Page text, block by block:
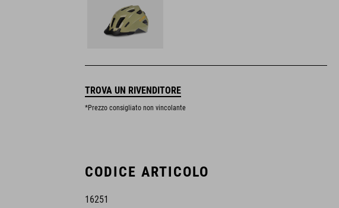
TROVA UN RIVENDITORE
*Prezzo consigliato non vincolante
CODICE ARTICOLO
16251